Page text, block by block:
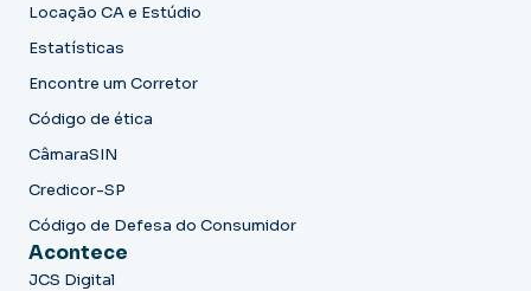
Locação CA e Estúdio
Estatísticas
Encontre um Corretor
Código de ética
CâmaraSIN
Credicor-SP
Código de Defesa do Consumidor
Acontece
JCS Digital